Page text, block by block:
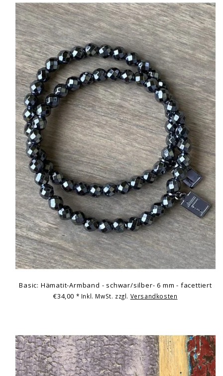
Basic: Hämatit-Armband - schwar/silber- 6 mm - facettiert
€34,00 * Inkl. MwSt. zzgl. Versandkosten